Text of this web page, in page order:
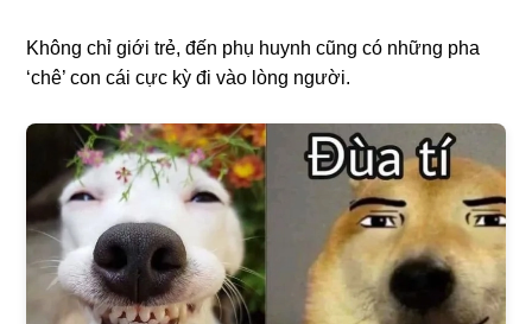
Không chỉ giới trẻ, đến phụ huynh cũng có những pha
‘chê’ con cái cực kỳ đi vào lòng người.